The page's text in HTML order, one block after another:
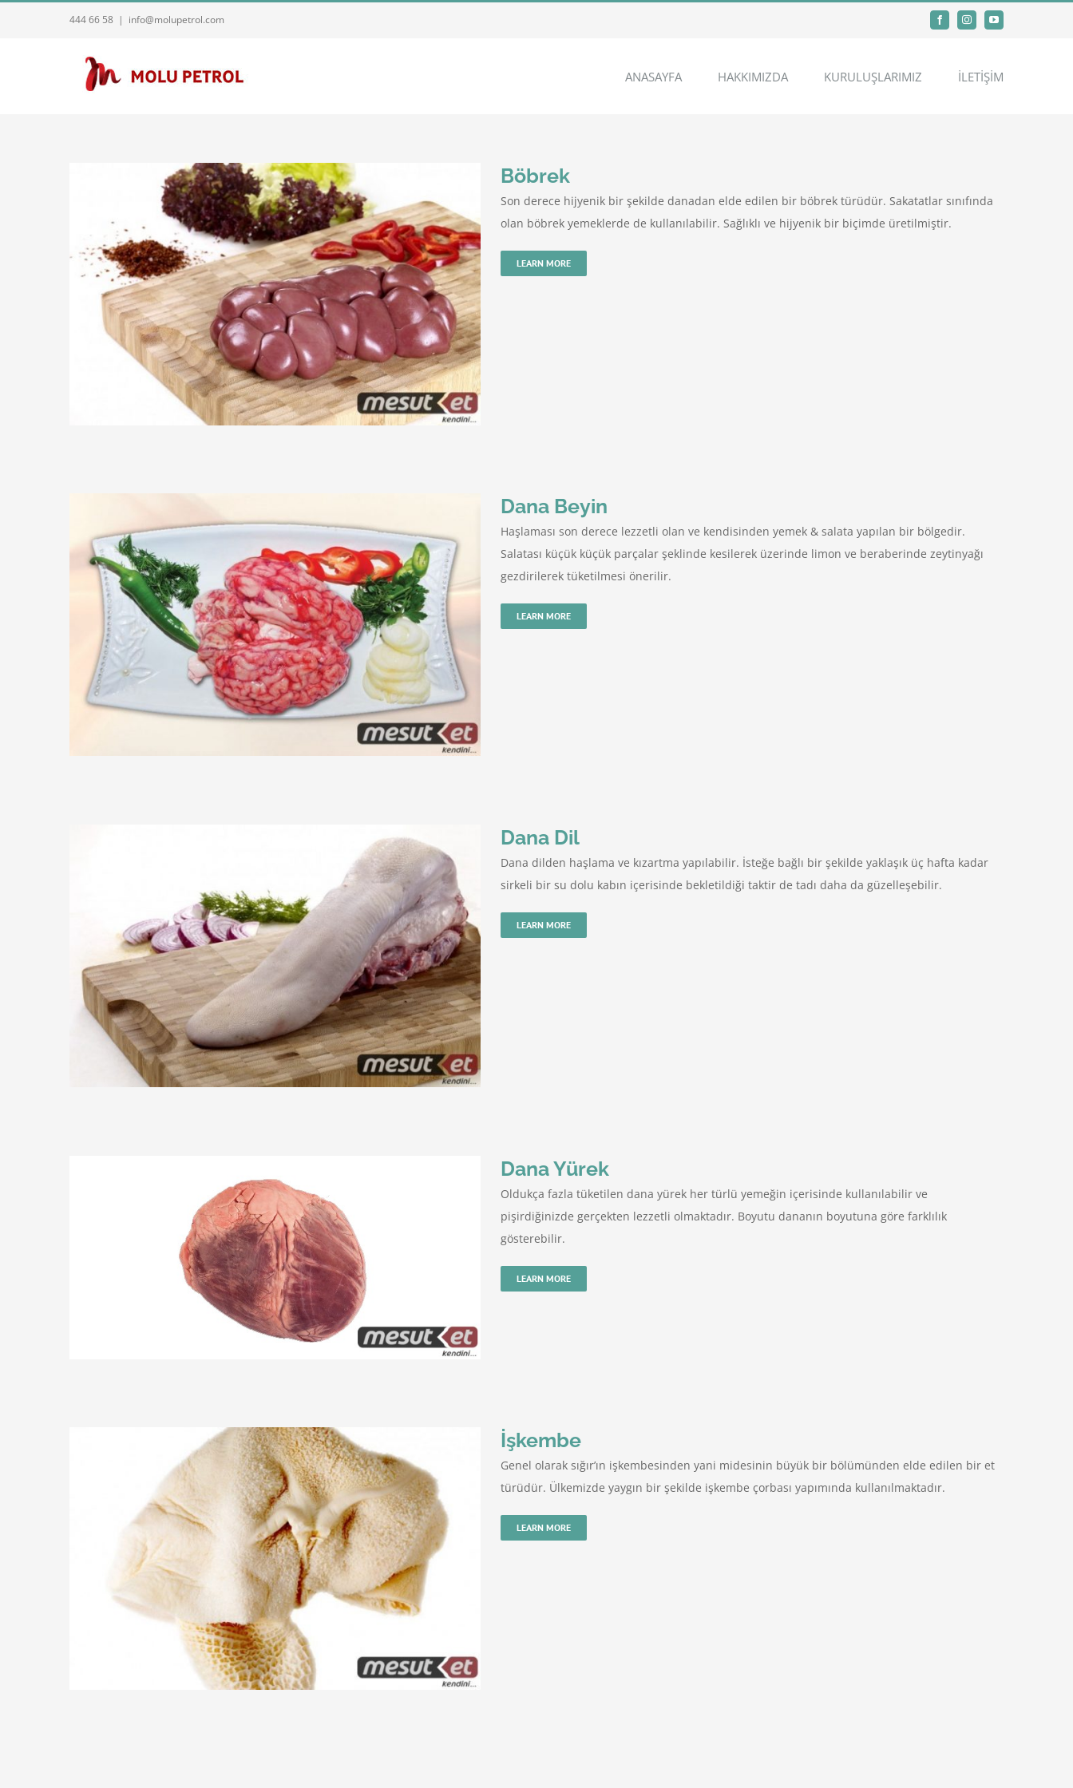
444 66 58 | info@molupetrol.com FacebookInstagramYouTube
ANASAYFA HAKKIMIZDA KURULUŞLARIMIZ İLETİŞİM
Böbrek
Son derece hijyenik bir şekilde danadan elde edilen bir böbrek türüdür. Sakatatlar sınıfında
olan böbrek yemeklerde de kullanılabilir. Sağlıklı ve hijyenik bir biçimde üretilmiştir.
LEARN MORE
Dana Beyin
Haşlaması son derece lezzetli olan ve kendisinden yemek & salata yapılan bir bölgedir.
Salatası küçük küçük parçalar şeklinde kesilerek üzerinde limon ve beraberinde zeytinyağı
gezdirilerek tüketilmesi önerilir.
LEARN MORE
Dana Dil
Dana dilden haşlama ve kızartma yapılabilir. İsteğe bağlı bir şekilde yaklaşık üç hafta kadar
sirkeli bir su dolu kabın içerisinde bekletildiği taktir de tadı daha da güzelleşebilir.
LEARN MORE
Dana Yürek
Oldukça fazla tüketilen dana yürek her türlü yemeğin içerisinde kullanılabilir ve
pişirdiğinizde gerçekten lezzetli olmaktadır. Boyutu dananın boyutuna göre farklılık
gösterebilir.
LEARN MORE
İşkembe
Genel olarak sığır’ın işkembesinden yani midesinin büyük bir bölümünden elde edilen bir et
türüdür. Ülkemizde yaygın bir şekilde işkembe çorbası yapımında kullanılmaktadır.
LEARN MORE